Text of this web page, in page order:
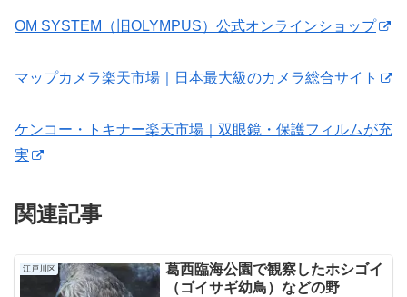
OM SYSTEM（旧OLYMPUS）公式オンラインショップ
マップカメラ楽天市場｜日本最大級のカメラ総合サイト
ケンコー・トキナー楽天市場｜双眼鏡・保護フィルムが充
実
関連記事
江戸川区
葛西臨海公園で観察したホシゴイ
（ゴイサギ幼鳥）などの野